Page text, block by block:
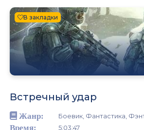
В закладки
Встречный удар
Жанр: Боевик, Фантастика,
Время: 5:03:47